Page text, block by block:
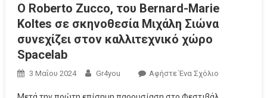
Ο Roberto Zucco, του Bernard-Marie
Koltes σε σκηνοθεσία Μιχάλη Σιώνα
συνεχίζει στον καλλιτεχνικό χώρο
Spacelab
3 Μαΐου 2024 Gr4you Αφήστε Ένα Σχόλιο